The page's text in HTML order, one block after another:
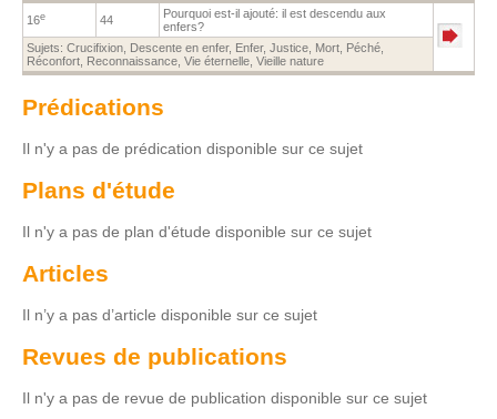
16e 44
Pourquoi est-il ajouté: il est descendu aux
enfers?
Sujets: Crucifixion Descente en enfer, Enfer, Justice Mort Péché
Réconfort Reconnaissance Vie éternelle Vieille nature
Prédications
Il n'y a pas de prédication disponible sur ce sujet
Plans d'étude
Il n'y a pas de plan d'étude disponible sur ce sujet
Articles
Il n’y a pas d’article disponible sur ce sujet
Revues de publications
Il n'y a pas de revue de publication disponible sur ce sujet